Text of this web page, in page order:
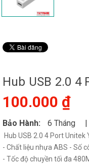
Hub USB 2.0 4
100.000 ₫
Bảo Hành: 6 Tháng
Hub USB 2.0 4 Port Unitek
- Chất liệu nhựa ABS - Số
- Tốc độ chuyền tối đa